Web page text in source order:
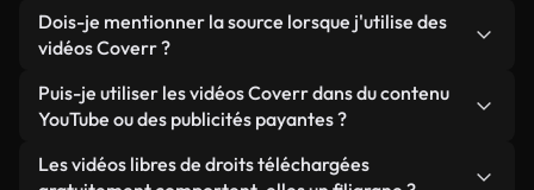
toujours ce que vous utilisez.
ils conservent une qualité élevée tout en
minimisant les temps de chargement et en
améliorant des indicateurs comme le LCP.
Vous pouvez en créer une instantanément avec
Coverr AI Studio. Il vous suffit de décrire la scène,
du soleil », et le Studio générera en quelques
secondes une vidéo personnalisée conforme à nos
normes de licence.
Dois-je mentionner la source lorsque j'utilise des
vidéos Coverr ?
Aucune attribution n'est requise. Toutes les vidéos
de notre bibliothèque sont libres de droits et
même si cela est toujours apprécié.
Puis-je utiliser les vidéos Coverr dans du contenu
YouTube ou des publicités payantes ?
Oui. Toutes les séquences vidéo de Coverr peuvent
être utilisées dans des vidéos YouTube monétisées,
Les vidéos libres de droits téléchargées